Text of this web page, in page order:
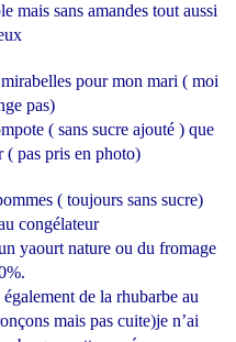
mais sans amandes tout aussi
pour mon mari ( moi
pas)
( sans sucre ajouté ) que
( pas pris en photo)
( toujours sans sucre)
congélateur
yaourt nature ou du fromage
de la rhubarbe au
mais pas cuite)je n’ai